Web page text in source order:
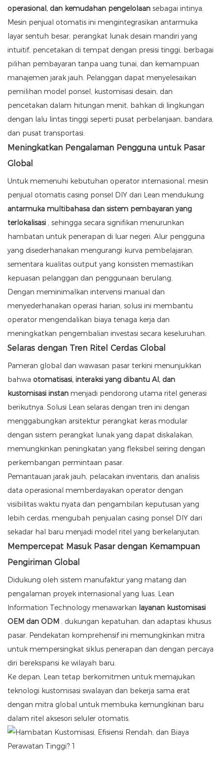
operasional, dan kemudahan pengelolaan sebagai intinya.
Mesin penjual otomatis ini mengintegrasikan antarmuka
layar sentuh besar, perangkat lunak desain mandiri yang
intuitif, pencetakan di tempat dengan presisi tinggi, berbagai
pilihan pembayaran tanpa uang tunai, dan kemampuan
manajemen jarak jauh. Pelanggan dapat menyelesaikan
pemilihan model ponsel, kustomisasi desain, dan
pencetakan dalam hitungan menit, bahkan di lingkungan
dengan lalu lintas tinggi seperti pusat perbelanjaan, bandara,
dan pusat transportasi.
Meningkatkan Pengalaman Pengguna untuk Pasar
Global
Untuk memenuhi kebutuhan operator internasional, mesin
penjual otomatis casing ponsel DIY dari Lean mendukung
antarmuka multibahasa dan sistem pembayaran yang
terlokalisasi , sehingga secara signifikan menurunkan
hambatan untuk penerapan di luar negeri. Alur pengguna
yang disederhanakan mengurangi kurva pembelajaran,
sementara kualitas output yang konsisten memastikan
kepuasan pelanggan dan penggunaan berulang.
Dengan meminimalkan intervensi manual dan
menyederhanakan operasi harian, solusi ini membantu
operator mengendalikan biaya tenaga kerja dan
meningkatkan pengembalian investasi secara keseluruhan.
Selaras dengan Tren Ritel Cerdas Global
Pameran global dan wawasan pasar terkini menunjukkan
bahwa otomatisasi, interaksi yang dibantu AI, dan
kustomisasi instan menjadi pendorong utama ritel generasi
berikutnya. Solusi Lean selaras dengan tren ini dengan
menggabungkan arsitektur perangkat keras modular
dengan sistem perangkat lunak yang dapat diskalakan,
memungkinkan peningkatan yang fleksibel seiring dengan
perkembangan permintaan pasar.
Pemantauan jarak jauh, pelacakan inventaris, dan analisis
data operasional memberdayakan operator dengan
visibilitas waktu nyata dan pengambilan keputusan yang
lebih cerdas, mengubah penjualan casing ponsel DIY dari
sekadar hal baru menjadi model ritel yang berkelanjutan.
Mempercepat Masuk Pasar dengan Kemampuan
Pengiriman Global
Didukung oleh sistem manufaktur yang matang dan
pengalaman proyek internasional yang luas, Lean
Information Technology menawarkan layanan kustomisasi
OEM dan ODM , dukungan kepatuhan, dan adaptasi khusus
pasar. Pendekatan komprehensif ini memungkinkan mitra
untuk mempersingkat siklus penerapan dan dengan percaya
diri berekspansi ke wilayah baru.
Ke depan, Lean tetap berkomitmen untuk memajukan
teknologi kustomisasi swalayan dan bekerja sama erat
dengan mitra global untuk membuka kemungkinan baru
dalam ritel aksesori seluler otomatis.